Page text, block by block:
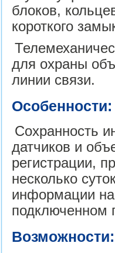
блоков,
короткого
для охраны
линии связи.
Особенности:
Сохранность
датчиков и
регистрации,
несколько
информации на
подключенном
Возможности: